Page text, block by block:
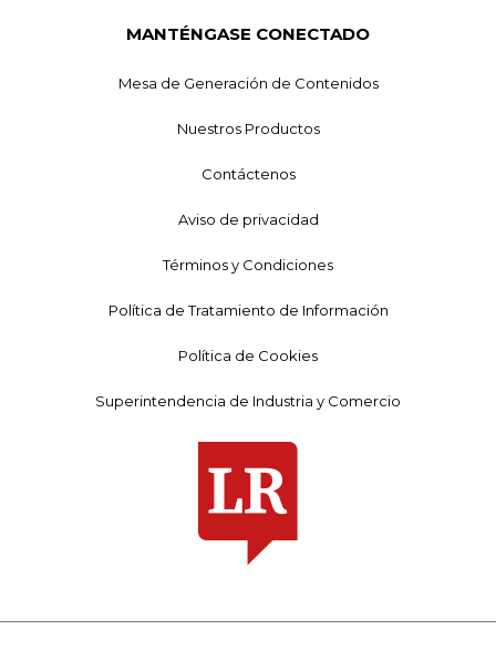
MANTÉNGASE CONECTADO
Mesa de Generación de Contenidos
Nuestros Productos
Contáctenos
Aviso de privacidad
Términos y Condiciones
Política de Tratamiento de Información
Política de Cookies
Superintendencia de Industria y Comercio